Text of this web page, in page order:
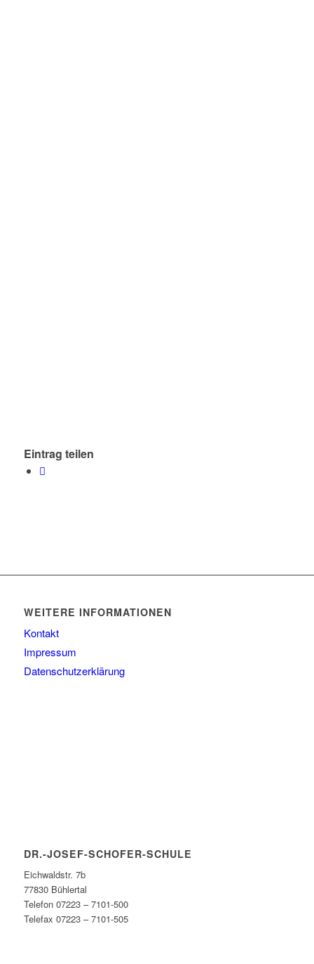
Eintrag teilen
WEITERE INFORMATIONEN
Kontakt
Impressum
Datenschutzerklärung
DR.-JOSEF-SCHOFER-SCHULE
Eichwaldstr. 7b
77830 Bühlertal
Telefon 07223 – 7101-500
Telefax 07223 – 7101-505